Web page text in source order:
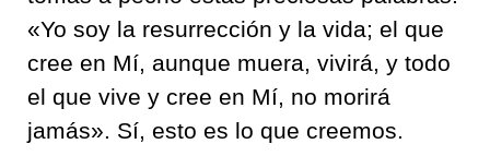
«Yo soy la resurrección y la vida; el que
cree en Mí, aunque muera, vivirá, y todo
el que vive y cree en Mí, no morirá
jamás». Sí, esto es lo que creemos.